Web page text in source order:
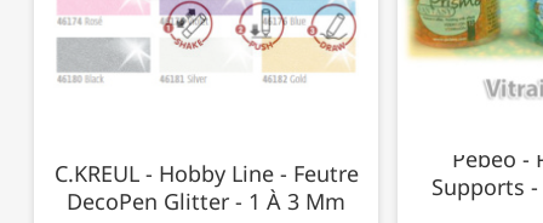
C.KREUL - Hobby Line - Feutre
DecoPen Glitter - 1 À 3 Mm
Pébéo -
Supports